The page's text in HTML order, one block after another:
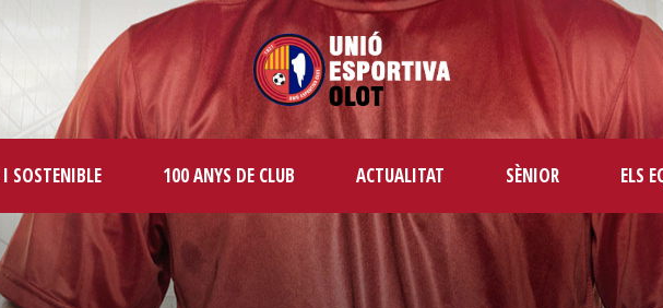
SOSTENIBLE 100 ANYS DE CLUB ACTUALITAT SÈNIOR ELS